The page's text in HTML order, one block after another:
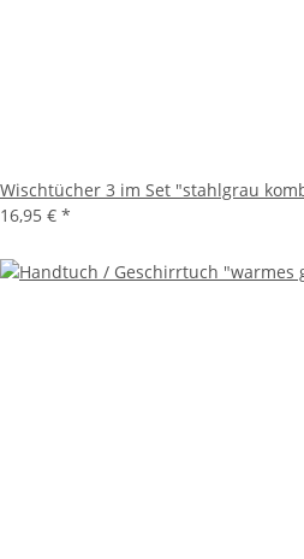
Wischtücher 3 im Set "stahlgrau
16,95 € *